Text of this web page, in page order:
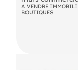
euros annuels
- rentabilité
complet sur
A VENDRE
BOUTIQUES